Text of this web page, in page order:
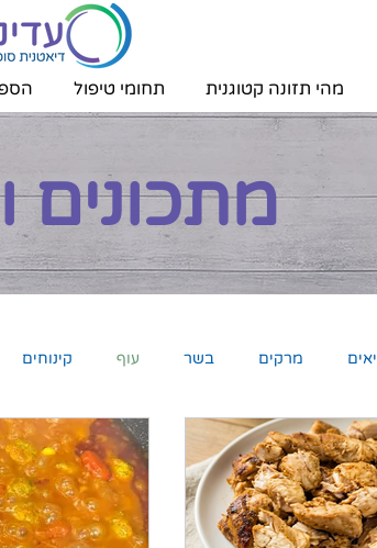
מהי תזונה קטוגנית תחומי טיפול
מתכונים
מרקים בשר עוף קינוחים
חלבוניות ממרחים ומטבלים ירקות